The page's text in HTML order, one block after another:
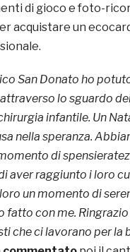
di gioco e foto-
acquistare un
San Donato ho
lo sguardo
infantile. Un
nella speranza.
di
aver raggiunto i loro
un momento di
fatto con me. Ringrazio
che ci lavorano per la